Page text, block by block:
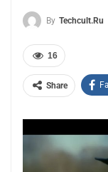
By Techcult.ru
16
Share